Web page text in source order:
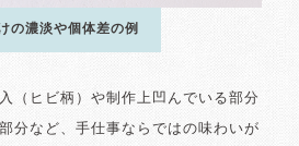
の濃淡や個体差の例
（ヒビ柄）や制作上凹んでいる部分
分など、手仕事ならではの味わいが